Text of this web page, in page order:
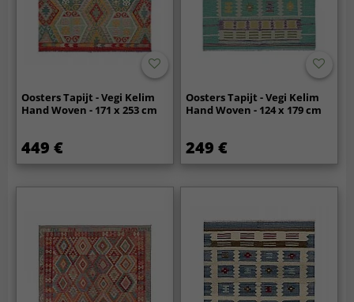
Oosters Tapijt - Vegi Kelim
Hand Woven - 171 x 253 cm
449 €
Oosters Tapijt - Vegi Kelim
Hand Woven - 124 x 179 cm
249 €